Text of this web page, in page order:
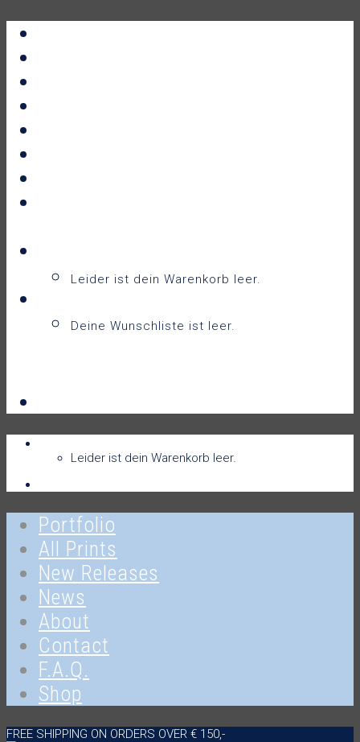
Leider ist dein Warenkorb leer.
Deine Wunschliste ist leer.
Leider ist dein Warenkorb leer.
Portfolio
All Prints
New Releases
News
About
Contact
F.A.Q.
Shop
FREE SHIPPING ON ORDERS OVER € 150,-